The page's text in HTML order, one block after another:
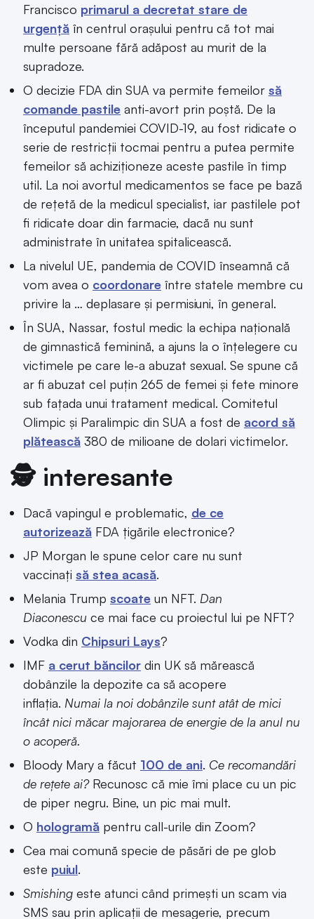
Francisco primarul a decretat stare de
urgență în centrul orașului pentru că tot mai
multe persoane fără adăpost au murit de la
supradoze.
O decizie FDA din SUA va permite femeilor să
comande pastile anti-avort prin poștă. De la
începutul pandemiei COVID-19, au fost ridicate o
serie de restricții tocmai pentru a putea permite
femeilor să achiziționeze aceste pastile în timp
util. La noi avortul medicamentos se face pe bază
de rețetă de la medicul specialist, iar pastilele pot
fi ridicate doar din farmacie, dacă nu sunt
administrate în unitatea spitalicească.
La nivelul UE, pandemia de COVID înseamnă că
vom avea o coordonare între statele membre cu
privire la … deplasare și permisiuni, în general.
În SUA, Nassar, fostul medic la echipa națională
de gimnastică feminină, a ajuns la o înțelegere cu
victimele pe care le-a abuzat sexual. Se spune că
ar fi abuzat cel puțin 265 de femei și fete minore
sub fațada unui tratament medical. Comitetul
Olimpic și Paralimpic din SUA a fost de acord să
plătească 380 de milioane de dolari victimelor.
🕵️ interesante
Dacă vapingul e problematic, de ce
autorizează FDA țigările electronice?
JP Morgan le spune celor care nu sunt
vaccinați să stea acasă.
Melania Trump scoate un NFT. Dan
Diaconescu ce mai face cu proiectul lui pe NFT?
Vodka din Chipsuri Lays?
IMF a cerut băncilor din UK să mărească
dobânzile la depozite ca să acopere
inflația. Numai la noi dobânzile sunt atât de mici
încât nici măcar majorarea de energie de la anul nu
o acoperă.
Bloody Mary a făcut 100 de ani. Ce recomandări
de rețete ai?Recunosc că mie îmi place cu un pic
de piper negru. Bine, un pic mai mult.
O hologramă pentru call-urile din Zoom?
Cea mai comună specie de păsări de pe glob
este puiul.
Smishing este atunci când primești un scam via
SMS sau prin aplicații de mesagerie, precum